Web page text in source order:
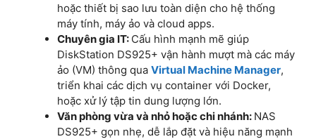
hoặc thiết bị sao lưu toàn diện cho hệ thống
máy tính, máy ảo và cloud apps.
Chuyên gia IT: Cấu hình mạnh mẽ giúp
DiskStation DS925+ vận hành mượt mà các máy
ảo (VM) thông qua Virtual Machine Manager,
triển khai các dịch vụ container với Docker,
hoặc xử lý tập tin dung lượng lớn.
Văn phòng vừa và nhỏ hoặc chi nhánh: NAS
DS925+ gọn nhẹ, dễ lắp đặt và hiệu năng mạnh